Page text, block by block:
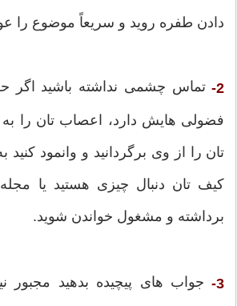
دادن طفره روید و سریعاً موضوع را
2- تماس چشمی نداشته باشید اگر
فضولی هایش دارد، اعصاب تان را
تان را از وی برگردانید و وانمود کنید
کیف تان دنبال چیزی هستید یا مجله
برداشته و مشغول خواندن شوید.
3- جواب های پیچیده بدهید مجبور